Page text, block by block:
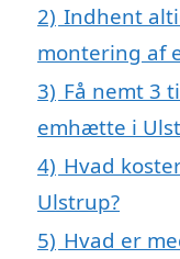
2) Indhent
montering af
3) Få nemt 3
emhætte i
4) Hvad
Ulstrup?
5) Hvad er